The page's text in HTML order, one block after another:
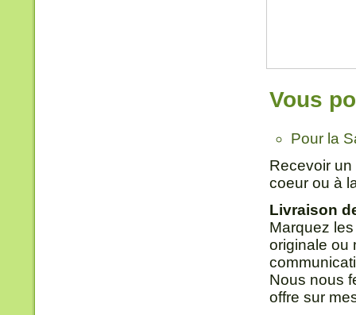
Vous
Pour la
Recevoir
coeur ou à
Livraison
Marquez
originale ou
Nous nous
offre sur